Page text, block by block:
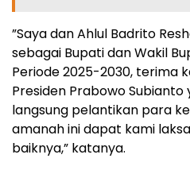
”Saya dan Ahlul Badrito
sebagai Bupati dan Wakil
Periode 2025-2030, terima
Presiden Prabowo
langsung pelantikan para
amanah ini dapat kami
baiknya,” katanya.